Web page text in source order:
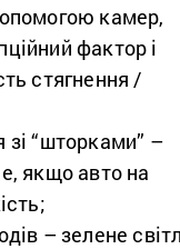
камер,
фактор і
стягнення /
зі “шторками” –
якщо авто на
– зелене